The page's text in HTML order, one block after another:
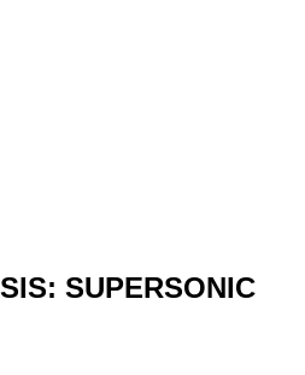
SUPERSONIC